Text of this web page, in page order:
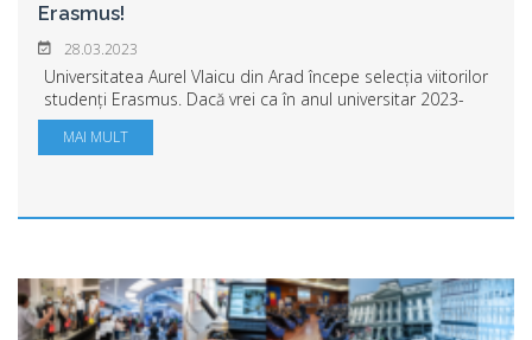
Erasmus!
28.03.2023
Universitatea Aurel Vlaicu din Arad începe selecția viitorilor
studenți Erasmus. Dacă vrei ca în anul universitar 2023-
2024 să studiezi la o universitate din străinătate, să vezi
cum e viața de studen...
MAI MULT